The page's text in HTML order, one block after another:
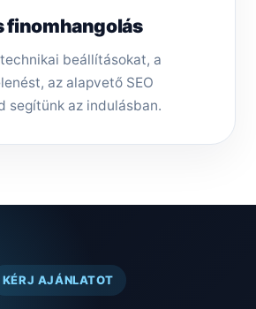
finomhangolás
beállításokat, a
az alapvető SEO
segítünk az indulásban.
KÉRJ AJÁNLATOT